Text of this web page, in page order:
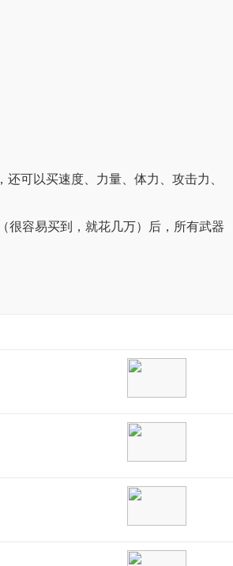
可以买速度、力量、体力、攻击力、
很容易买到，就花几万）后，所有武器